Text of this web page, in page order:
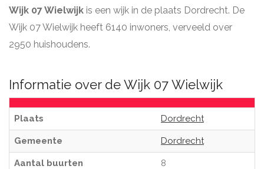
Wijk 07 Wielwijk is een wijk in de plaats Dordrecht. De
Wijk 07 Wielwijk heeft 6140 inwoners, verveeld over
2950 huishoudens.
Informatie over de Wijk 07 Wielwijk
Plaats Dordrecht
Gemeente Dordrecht
Aantal buurten 8